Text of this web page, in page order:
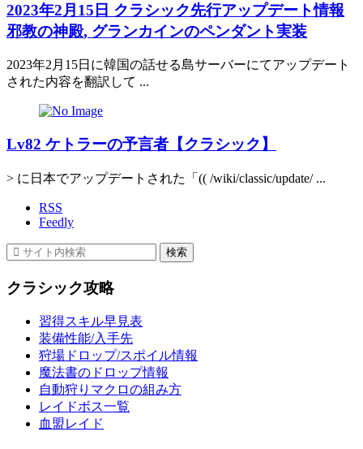
2023年2月15日 クラシック先行アップデート情報
邪教の神殿, グランカインのペンダント実装
2023年2月15日に韓国の話せる島サーバーにてアップデート
された内容を翻訳して ...
Lv82 ケトラーの予言者【クラシック】
> に日本でアップデートされた「(( /wiki/classic/update/ ...
RSS
Feedly
クラシック攻略
習得スキル早見表
装備性能/入手先
狩場ドロップ/スポイル情報
魔法書のドロップ情報
自動狩りマクロの組み方
レイドボス一覧
血盟レイド